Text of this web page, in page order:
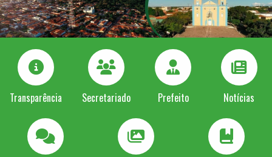
Transparência Secretariado Prefeito Notícias